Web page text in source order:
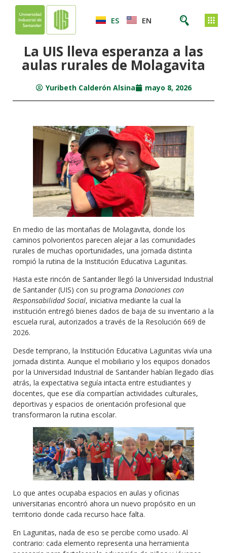
ES EN
La UIS lleva esperanza a las
aulas rurales de Molagavita
Yuribeth Calderón Alsina mayo 8, 2026
En medio de las montañas de Molagavita, donde los
caminos polvorientos parecen alejar a las comunidades
rurales de muchas oportunidades, una jornada distinta
rompió la rutina de la Institución Educativa Lagunitas.
Hasta este rincón de Santander llegó la Universidad Industrial
de Santander (UIS) con su programa Donaciones con
Responsabilidad Social, iniciativa mediante la cual la
institución entregó bienes dados de baja de su inventario a la
escuela rural, autorizados a través de la Resolución 669 de
2026.
Desde temprano, la Institución Educativa Lagunitas vivía una
jornada distinta. Aunque el mobiliario y los equipos donados
por la Universidad Industrial de Santander habían llegado días
atrás, la expectativa seguía intacta entre estudiantes y
docentes, que ese día compartían actividades culturales,
deportivas y espacios de orientación profesional que
transformaron la rutina escolar.
Lo que antes ocupaba espacios en aulas y oficinas
universitarias encontró ahora un nuevo propósito en un
territorio donde cada recurso hace falta.
En Lagunitas, nada de eso se percibe como usado. Al
contrario: cada elemento representa una herramienta